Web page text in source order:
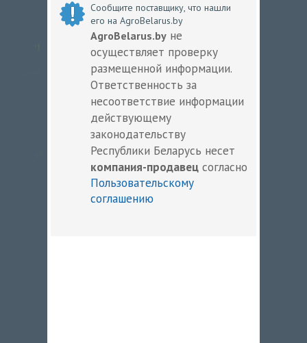
Сообщите поставщику, что нашли
его на AgroBelarus.by
AgroBelarus.by не
осуществляет проверку
размещенной информации.
Ответственность за
несоответствие информации
действующему
законодательству
Республики Беларусь несет
компания-продавец согласно
Пользовательскому
соглашению